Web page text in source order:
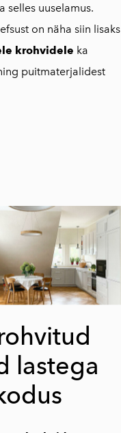
selles uuselamus.
on näha siin lisaks
krohvidele ka
puitmaterjalidest
lastega